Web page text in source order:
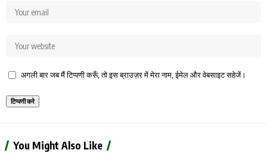
अगली बार जब मैं टिप्पणी करूँ, तो इस ब्राउज़र में मेरा नाम, ईमेल और वेबसाइट सहेजें।
You Might Also Like